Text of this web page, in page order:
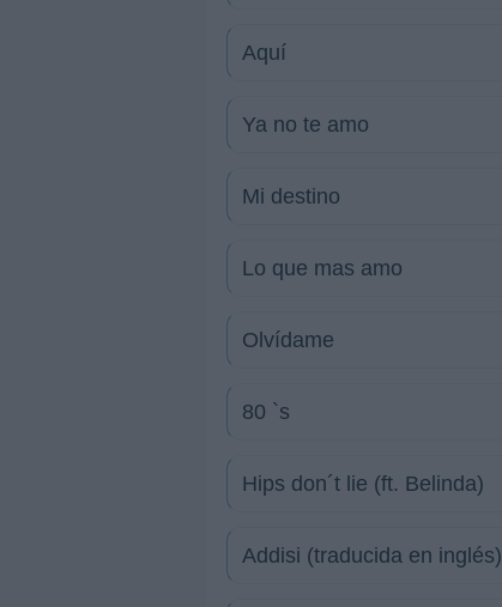
Aquí
Ya no te amo
Mi destino
Lo que mas amo
Olvídame
80 `s
Hips don´t lie (ft. Belinda)
Addisi (traducida en inglés)